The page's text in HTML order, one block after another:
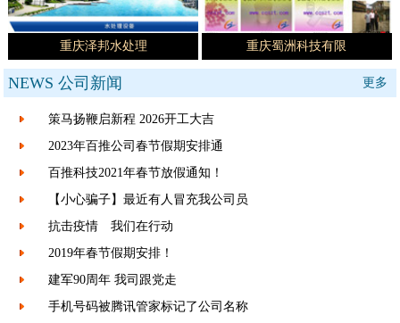
重庆泽邦水处理 重庆蜀洲科技有限
NEWS 公司新闻 更多
策马扬鞭启新程 2026开工大吉
2023年百推公司春节假期安排通
百推科技2021年春节放假通知！
【小心骗子】最近有人冒充我公司员
抗击疫情 我们在行动
2019年春节假期安排！
建军90周年 我司跟党走
手机号码被腾讯管家标记了公司名称